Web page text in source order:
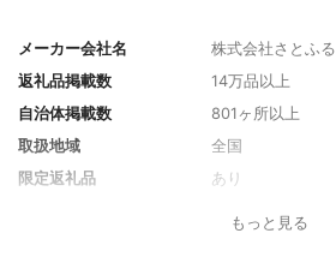
メーカー会社名
株式会社さとふる
返礼品掲載数
14万品以上
自治体掲載数
801ヶ所以上
取扱地域
全国
限定返礼品
あり
もっと見る